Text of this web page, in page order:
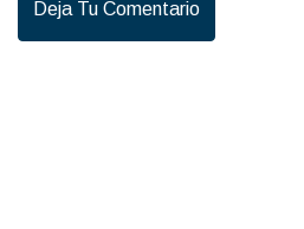
Deja Tu Comentario